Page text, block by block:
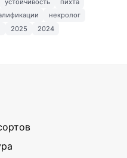
устойчивость
пихта
некролог
2025 2024